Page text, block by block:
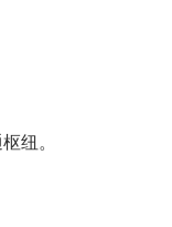
纽。